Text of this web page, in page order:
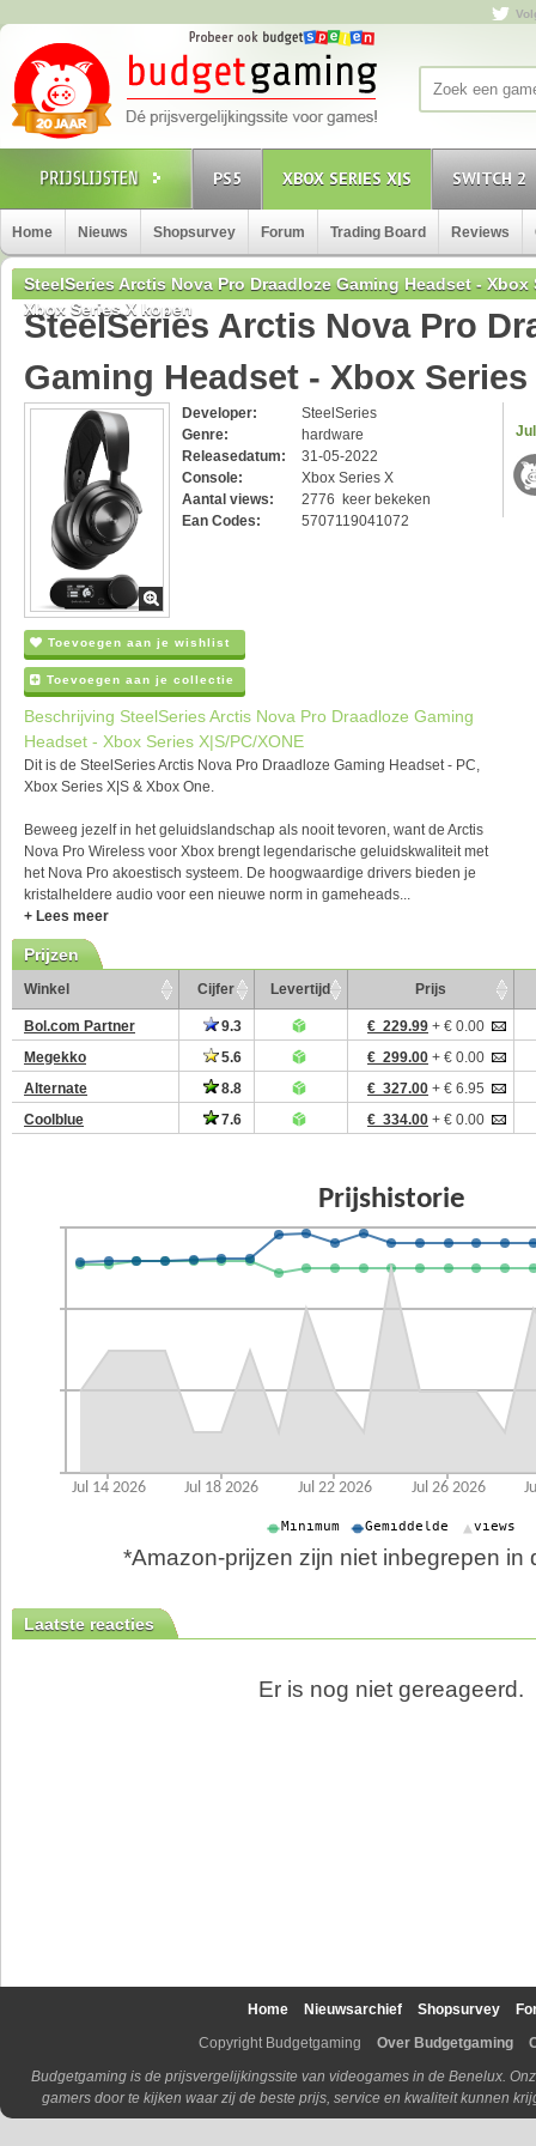
PS5 XBOX SERIES X|S SWITCH 2
Home Nieuws Shopsurvey Forum Trading Board Reviews
SteelSeries Arctis Nova Pro Draadloze Gaming Headset - Xbox
Xbox Series X kopen
SteelSeries Arctis Nova Pro
Gaming Headset - Xbox Series
Developer:
SteelSeries
Genre:
hardware
Releasedatum:
31-05-2022
Console:
Xbox Series X
Aantal views:
2776 keer bekeken
Ean Codes:
5707119041072
Toevoegen aan je wishlist
Toevoegen aan je collectie
Beschrijving SteelSeries Arctis Nova Pro Draadloze Gaming
Headset - Xbox Series X|S/PC/XONE
Dit is de SteelSeries Arctis Nova Pro Draadloze Gaming Headset - PC,
Xbox Series X|S & Xbox One.
Beweeg jezelf in het geluidslandschap als nooit tevoren, want de Arctis
Nova Pro Wireless voor Xbox brengt legendarische geluidskwaliteit met
het Nova Pro akoestisch systeem. De hoogwaardige drivers bieden je
kristalheldere audio voor een nieuwe norm in gameheads...
+ Lees meer
Prijzen
Winkel Cijfer Levertijd Prijs
Bol.com Partner 9.3 € 229.99 + € 0.00
Megekko
5.6 € 299.00 + € 0.00
Alternate
8.8 € 327.00 + € 6.95
Coolblue
7.6 € 334.00 + € 0.00
*Amazon-prijzen zijn niet inbegrepen in
Laatste reacties
Er is nog niet gereageerd.
Home Nieuwsarchief Shopsurvey
Copyright Budgetgaming
Over Budgetgaming
Budgetgaming is de prijsvergelijkingssite van videogames in de Benelux.
gamers door te kijken waar zij de beste prijs, service en kwaliteit kunnen